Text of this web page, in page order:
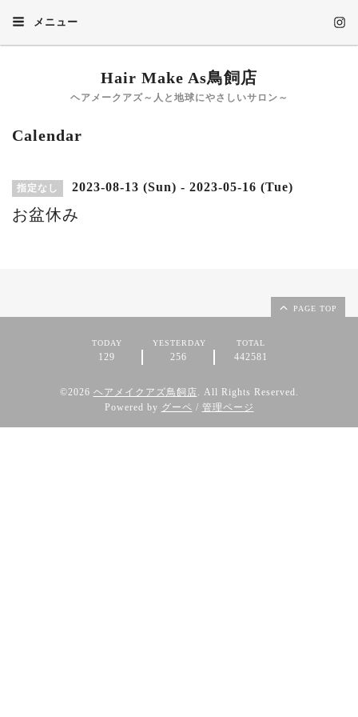
メニュー
Hair Make As鳥飼店
ヘアメークアズ～人と地球にやさしいサロン～
Calendar
指定なし 2023-08-13 (Sun) - 2023-05-16 (Tue)
お盆休み
PAGE TOP
TODAY
129
YESTERDAY
256
TOTAL
442581
©2026 ヘアメイクアズ鳥飼店. All Rights Reserved.
Powered by グーペ / 管理ページ